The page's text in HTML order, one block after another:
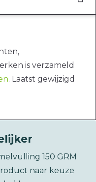
is verzameld
. Laatst gewijzigd
150 GRM
naar keuze